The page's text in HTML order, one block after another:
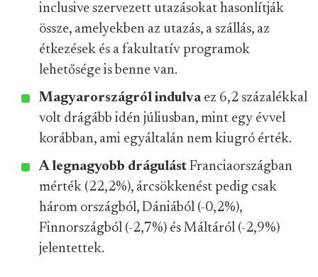
inclusive szervezett utazásokat hasonlítják
össze, amelyekben az utazás, a szállás, az
étkezések és a fakultatív programok
lehetősége is benne van.
Magyarországról indulvaez 6,2 százalékkal
volt drágább idén júliusban, mint egy évvel
korábban, ami egyáltalán nem kiugró érték.
A legnagyobb drágulást Franciaországban
mérték (22,2%), árcsökkenést pedig csak
három országból, Dániából (-0,2%),
Finnországból (-2,7%) és Máltáról (-2,9%)
jelentettek.